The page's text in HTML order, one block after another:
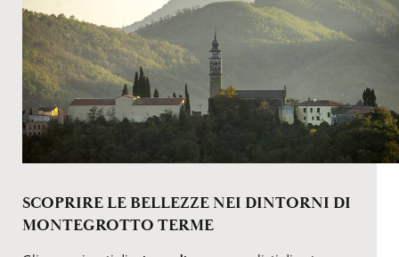
SCOPRIRE LE BELLEZZE NEI DINTORNI DI
MONTEGROTTO TERME